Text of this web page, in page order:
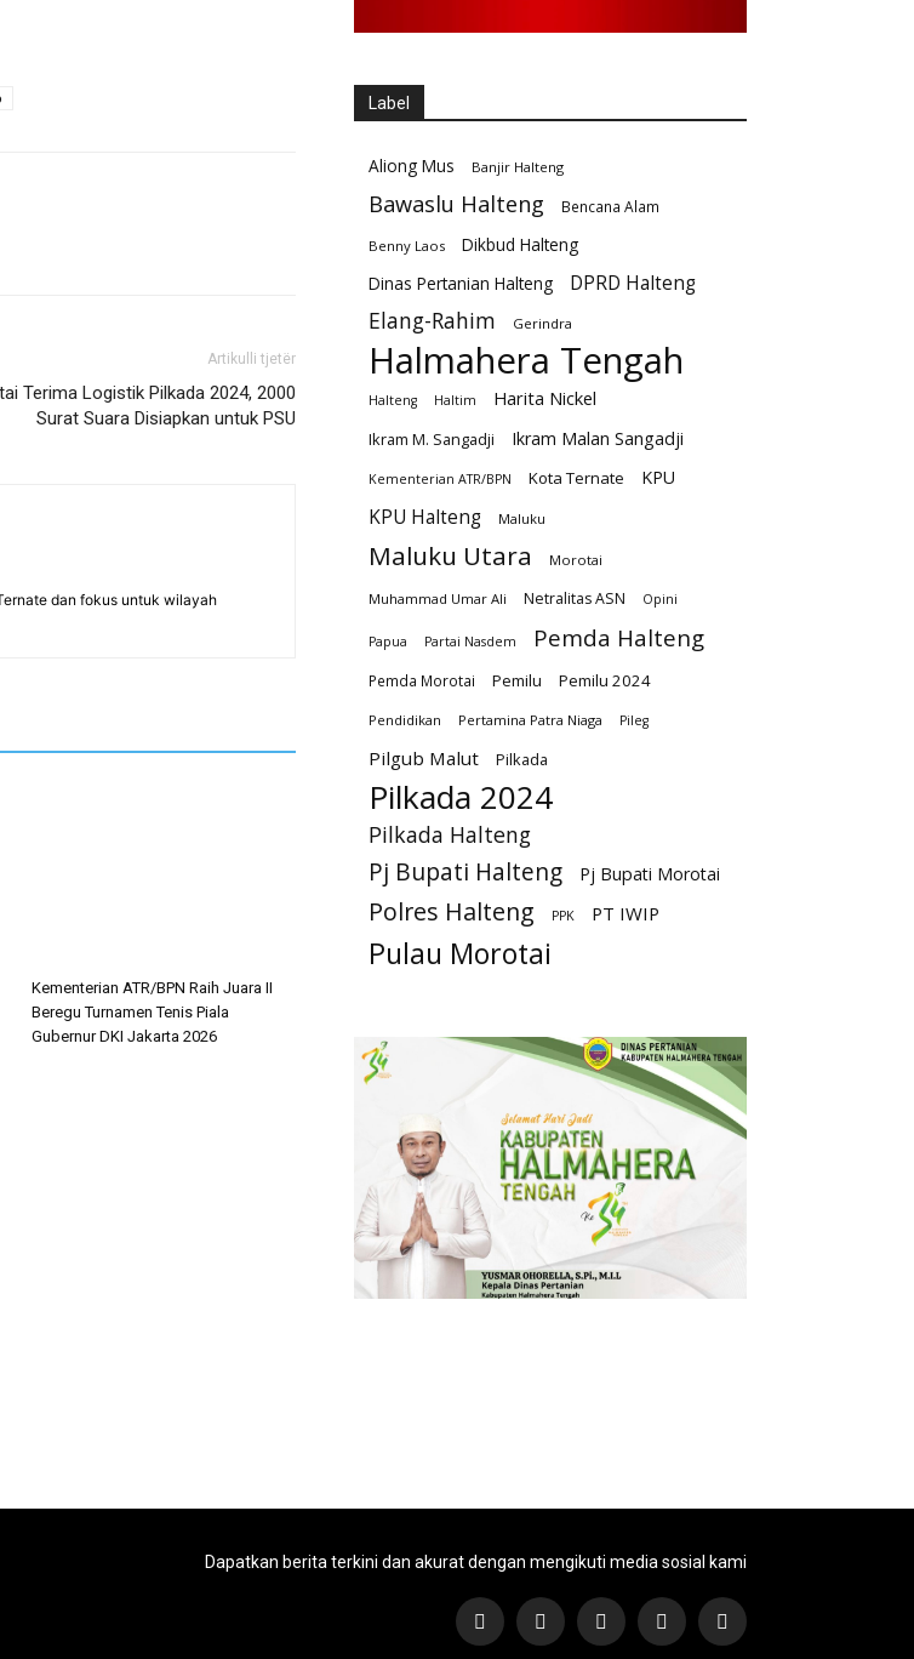
Artikulli tjetër
Terima Logistik Pilkada 2024, 2000
Surat Suara Disiapkan untuk PSU
dan fokus untuk wilayah
Kementerian ATR/BPN Raih Juara II
Beregu Turnamen Tenis Piala
Gubernur DKI Jakarta 2026
Label
Aliong Mus Banjir Halteng
Bawaslu Halteng Bencana Alam
Benny Laos
Dikbud Halteng
Dinas Pertanian Halteng
DPRD Halteng
Elang-Rahim Gerindra
Halmahera Tengah
Halteng Haltim Harita Nickel
Ikram M. Sangadji Ikram Malan Sangadji
Kementerian ATR/BPN Kota Ternate KPU
KPU Halteng Maluku
Maluku Utara Morotai
Muhammad Umar Ali Netralitas ASN Opini
Papua Partai Nasdem Pemda Halteng
Pemda Morotai Pemilu Pemilu 2024
Pendidikan Pertamina Patra Niaga Pileg
Pilgub Malut Pilkada
Pilkada 2024
Pilkada Halteng
Pj Bupati Halteng Pj Bupati Morotai
Polres Halteng PPK PT IWIP
Pulau Morotai
Dapatkan berita terkini dan akurat dengan mengikuti media sosial kami